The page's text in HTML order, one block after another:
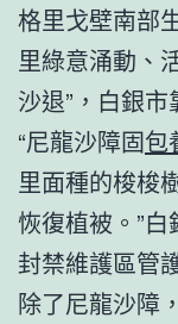
格里戈壁南部
里綠意涌動、
沙退”，白銀
“尼龍沙障固包
里面種的梭梭
恢復植被。”
封禁維護區管
除了尼龍沙障